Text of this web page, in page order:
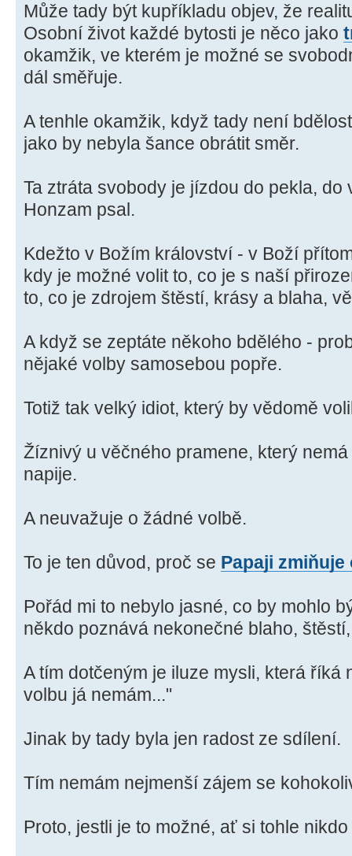
Může tady být kupříkladu objev, že
Osobní život každé bytosti je něco jako
okamžik, ve kterém je možné se
dál směřuje.
A tenhle okamžik, když tady není
jako by nebyla šance obrátit směr.
Ta ztráta svobody je jízdou do pekla,
Honzam psal.
Kdežto v Božím království - v Boží
kdy je možné volit to, co je s naší
to, co je zdrojem štěstí, krásy a blaha,
A když se zeptáte někoho bdělého -
nějaké volby samosebou popře.
Totiž tak velký idiot, který by vědomě
Žíznivý u věčného pramene, který
napije.
A neuvažuje o žádné volbě.
To je ten důvod, proč se Papaji zmiňuje
Pořád mi to nebylo jasné, co by mohlo
někdo poznává nekonečné blaho,
A tím dotčeným je iluze mysli, která říká
volbu já nemám..."
Jinak by tady byla jen radost ze sdílení.
Tím nemám nejmenší zájem se
Proto, jestli je to možné, ať si tohle